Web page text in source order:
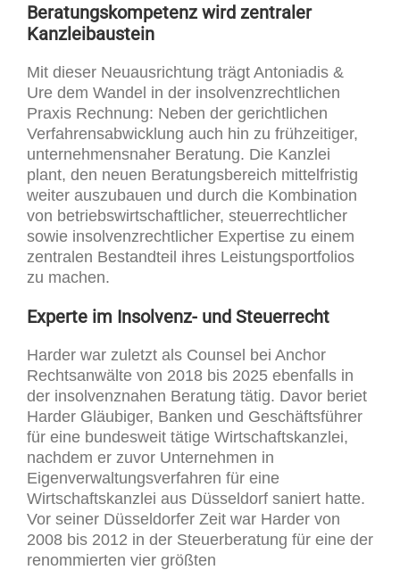
Beratungskompetenz wird zentraler
Kanzleibaustein
Mit dieser Neuausrichtung trägt Antoniadis &
Ure dem Wandel in der insolvenzrechtlichen
Praxis Rechnung: Neben der gerichtlichen
Verfahrensabwicklung auch hin zu frühzeitiger,
unternehmensnaher Beratung. Die Kanzlei
plant, den neuen Beratungsbereich mittelfristig
weiter auszubauen und durch die Kombination
von betriebswirtschaftlicher, steuerrechtlicher
sowie insolvenzrechtlicher Expertise zu einem
zentralen Bestandteil ihres Leistungsportfolios
zu machen.
Experte im Insolvenz- und Steuerrecht
Harder war zuletzt als Counsel bei Anchor
Rechtsanwälte von 2018 bis 2025 ebenfalls in
der insolvenznahen Beratung tätig. Davor beriet
Harder Gläubiger, Banken und Geschäftsführer
für eine bundesweit tätige Wirtschaftskanzlei,
nachdem er zuvor Unternehmen in
Eigenverwaltungsverfahren für eine
Wirtschaftskanzlei aus Düsseldorf saniert hatte.
Vor seiner Düsseldorfer Zeit war Harder von
2008 bis 2012 in der Steuerberatung für eine der
renommierten vier größten